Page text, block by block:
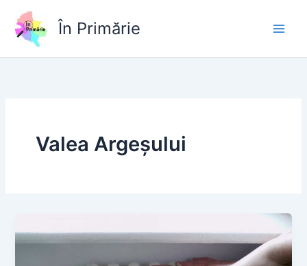
content
În Primărie
Valea Argeșului